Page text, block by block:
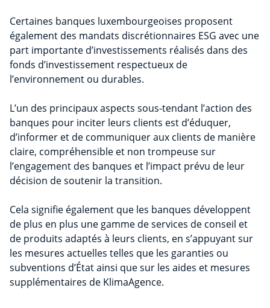
Certaines banques luxembourgeoises proposent
également des mandats discrétionnaires ESG avec une
part importante d’investissements réalisés dans des
fonds d’investissement respectueux de
l’environnement ou durables.
L’un des principaux aspects sous-tendant l’action des
banques pour inciter leurs clients est d’éduquer,
d’informer et de communiquer aux clients de manière
claire, compréhensible et non trompeuse sur
l’engagement des banques et l’impact prévu de leur
décision de soutenir la transition.
Cela signifie également que les banques développent
de plus en plus une gamme de services de conseil et
de produits adaptés à leurs clients, en s’appuyant sur
les mesures actuelles telles que les garanties ou
subventions d’État ainsi que sur les aides et mesures
supplémentaires de KlimaAgence.